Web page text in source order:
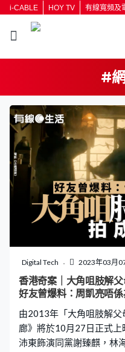
i-CABLE HOY TV 有線寬頻及
#
按輸
Digital Tech 2023年03月
香港奇案｜大角咀肢解
好友曾爆料：周凱亮唔
由2013年「大角咀肢解
廊》將於10月27日正式
沛東飾演同黨謝臻麒，林